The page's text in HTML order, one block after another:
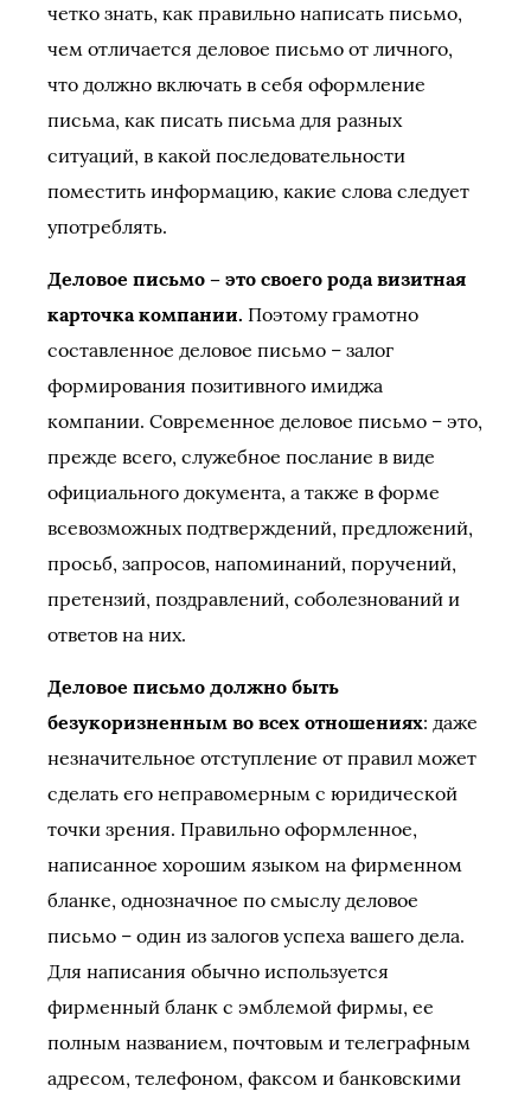
четко знать, как правильно написать письмо,
чем отличается деловое письмо от личного,
что должно включать в себя оформление
письма, как писать письма для разных
ситуаций, в какой последовательности
поместить информацию, какие слова следует
употреблять.
Деловое письмо – это своего рода визитная
карточка компании. Поэтому грамотно
составленное деловое письмо – залог
формирования позитивного имиджа
компании. Современное деловое письмо – это,
прежде всего, служебное послание в виде
официального документа, а также в форме
всевозможных подтверждений, предложений,
просьб, запросов, напоминаний, поручений,
претензий, поздравлений, соболезнований и
ответов на них.
Деловое письмо должно быть
безукоризненным во всех отношениях: даже
незначительное отступление от правил может
сделать его неправомерным с юридической
точки зрения. Правильно оформленное,
написанное хорошим языком на фирменном
бланке, однозначное по смыслу деловое
письмо – один из залогов успеха вашего дела.
Для написания обычно используется
фирменный бланк с эмблемой фирмы, ее
полным названием, почтовым и телеграфным
адресом, телефоном, факсом и банковскими